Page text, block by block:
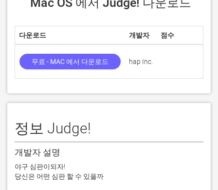
다운로드 개발자 점수
무료 - MAC 에서 다운로드 hap Inc.
정보 Judge!
개발자 설명
야구 심판이되자!
당신은 어떤 심판 할 수 있을까